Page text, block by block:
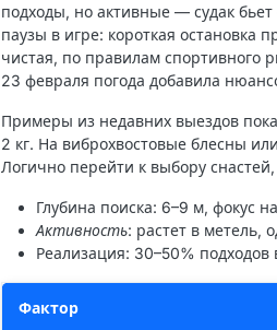
подходы, но активные — судак бьет
паузы в игре: короткая остановка
чистая, по правилам спортивного
23 февраля погода добавила
Примеры из недавних выездов
2 кг. На виброхвостовые блесны
Логично перейти к выбору
Глубина поиска: 6–9 м, фокус
Активность: растет в метель,
Реализация: 30–50% подходов
Фактор